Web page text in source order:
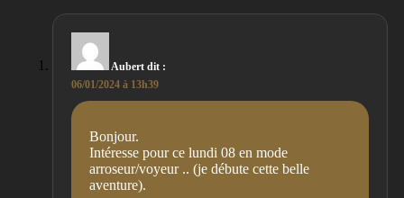
Aubert dit :
06/01/2024 à 13h39
Bonjour.
Intéresse pour ce lundi 08 en mode
arroseur/voyeur .. (je débute cette belle
aventure).